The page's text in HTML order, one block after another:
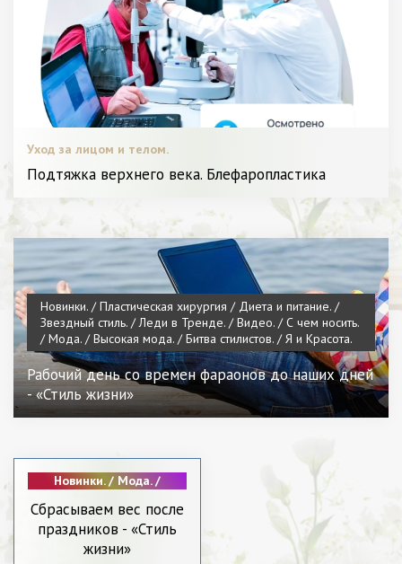
Уход за лицом и телом.
Подтяжка верхнего века. Блефаропластика
Новинки. / Пластическая хирургия / Диета и питание. /
Звездный стиль. / Леди в Тренде. / Видео. / С чем носить.
/ Мода. / Высокая мода. / Битва стилистов. / Я и Красота.
Рабочий день со времен фараонов до наших дней
- «Стиль жизни»
Новинки. / Мода. /
Видео. /
Пластическая
хирургия / Диета и
Сбрасываем вес после
праздников - «Стиль
жизни»